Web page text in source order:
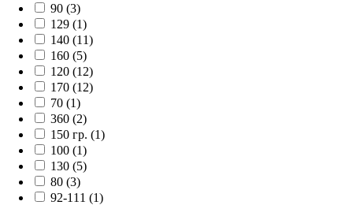
90 (3)
129 (1)
140 (11)
160 (5)
120 (12)
170 (12)
70 (1)
360 (2)
150 гр. (1)
100 (1)
130 (5)
80 (3)
92-111 (1)